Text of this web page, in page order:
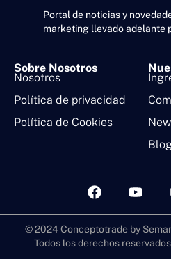
Portal de noticias y
marketing llevado adelante
Sobre Nosotros
Nosotros
Política de privacidad
Política de Cookies
© 2024 Conceptotrade by
Todos los derechos